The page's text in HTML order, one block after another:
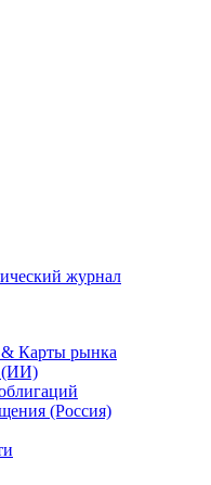
журнал
Карты рынка
(ИИ)
(Россия)